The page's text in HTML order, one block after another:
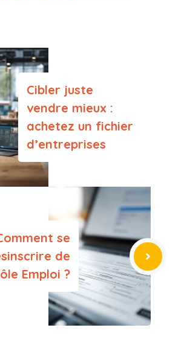
Cibler juste
vendre mieux :
achetez un fichier
d’entreprises
se
de
Emploi ?